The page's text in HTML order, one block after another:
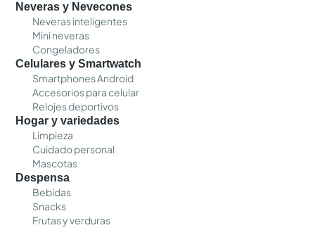
Neveras y Nevecones
Neveras inteligentes
Mini neveras
Congeladores
Celulares y Smartwatch
Smartphones Android
Accesorios para celular
Relojes deportivos
Hogar y variedades
Limpieza
Cuidado personal
Mascotas
Despensa
Bebidas
Snacks
Frutas y verduras